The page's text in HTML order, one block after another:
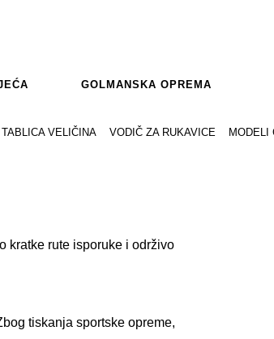
GOLMANSKA OPREMA
TABLICA VELIČINA VODIČ ZA RUKAVICE MODELI
kratke rute isporuke i održivo
tiskanja sportske opreme,